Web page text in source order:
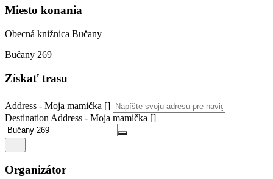
Miesto konania
Obecná knižnica Bučany
Bučany 269
Získať trasu
Address - Moja mamička []
Destination Address - Moja mamička []
Organizátor